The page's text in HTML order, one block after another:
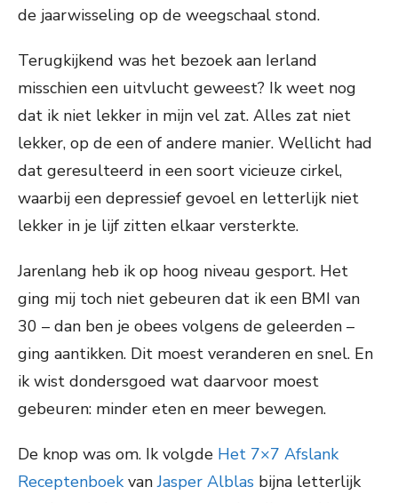
de jaarwisseling op de weegschaal stond.
Terugkijkend was het bezoek aan Ierland
misschien een uitvlucht geweest? Ik weet nog
dat ik niet lekker in mijn vel zat. Alles zat niet
lekker, op de een of andere manier. Wellicht had
dat geresulteerd in een soort vicieuze cirkel,
waarbij een depressief gevoel en letterlijk niet
lekker in je lijf zitten elkaar versterkte.
Jarenlang heb ik op hoog niveau gesport. Het
ging mij toch niet gebeuren dat ik een BMI van
30 – dan ben je obees volgens de geleerden –
ging aantikken. Dit moest veranderen en snel. En
ik wist dondersgoed wat daarvoor moest
gebeuren: minder eten en meer bewegen.
De knop was om. Ik volgde Het 7×7 Afslank
Receptenboek vanJasper Alblas bijna letterlijk